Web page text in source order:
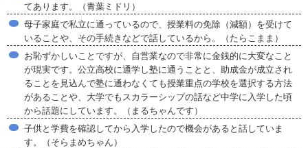
てあります。（青葉ミドリ）
母子家庭で私立に通っているので、授業料の免除（減額）を受けて
いることや、その手続きなどで話しているから。（たらこまま）
お恥ずかしいことですが、自営業なので非常に金銭的に大変なこと
が現実です。公立高校に通学し塾に通うことと、助成金が成立され
ることを見込んで塾に通わなくても授業重点の学校を選択する方法
があることや、大学でもスカラーシップの話など中学に入学した頃
から話題にしています。（まるちゃんです）
子供と学費を確認してから入学したので機会があると話していま
す。（そらまめちゃん）